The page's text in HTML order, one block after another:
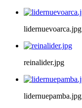
lidernuevoarca.jpg
reinalider.jpg
lidernuepamba.jpg